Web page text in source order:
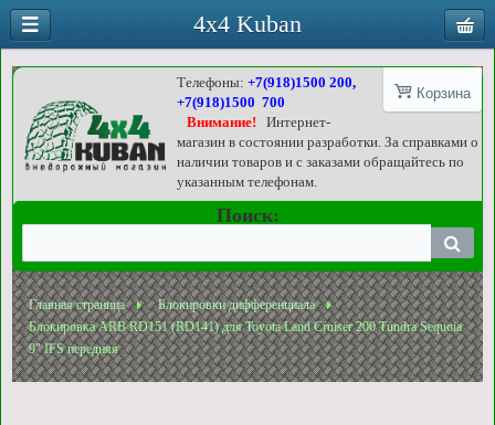
Корзина
Телефоны:+7(918)1500 200,
+7(918)1500 700
Внимание!
Интернет-
магазин в состоянии разработки. За справками о
наличии товаров и с заказами обращайтесь по
указанным телефонам.
Поиск:
Главная страница
Блокировки дифференциала
Блокировка ARB RD151 (RD141) для Toyota Land Cruiser 200 Tundra Sequoia
9" IFS передняя
4x4 Kuban